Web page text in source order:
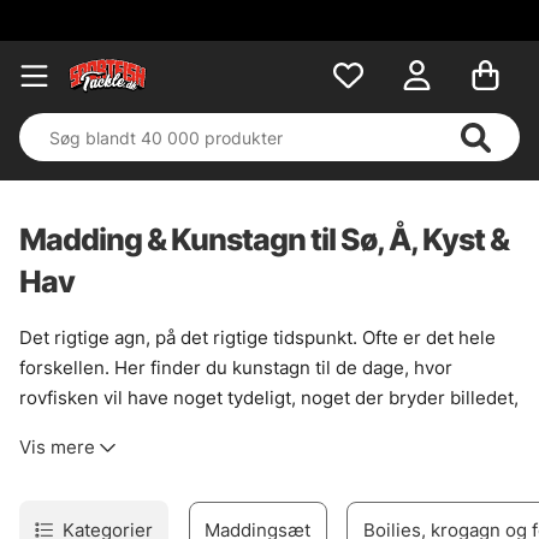
Madding & Kunstagn til Sø, Å, Kyst &
Hav
Det rigtige agn, på det rigtige tidspunkt. Ofte er det hele
forskellen. Her finder du kunstagn til de dage, hvor
rovfisken vil have noget tydeligt, noget der bryder billedet,
gedde langs sivkanter, aborre i strømkanter og sandart,
Til fiskeri hvor gangen styres med stangtoppen, er
Vis mere
Kategorier Maddingsæt Boilies, krogagn og